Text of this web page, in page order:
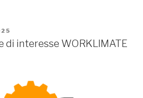
di interesse WORKLIMATE